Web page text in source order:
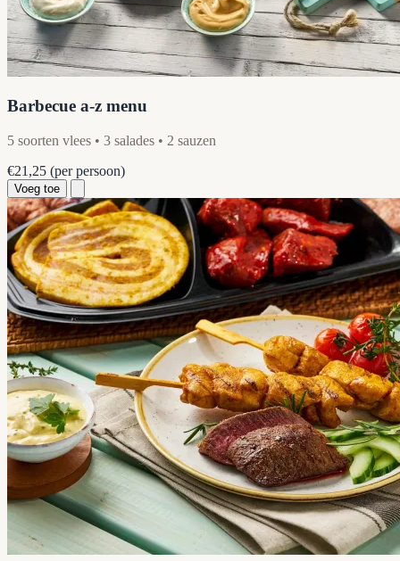
Barbecue a-z menu
5 soorten vlees • 3 salades • 2 sauzen
€21,25 (per persoon)
Voeg toe